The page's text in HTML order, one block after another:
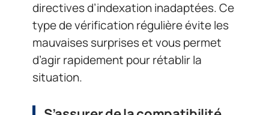
directives d’indexation inadaptées. Ce
type de vérification régulière évite les
mauvaises surprises et vous permet
d’agir rapidement pour rétablir la
situation.